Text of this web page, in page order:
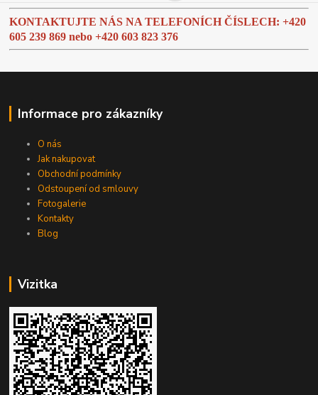
KONTAKTUJTE NÁS NA TELEFONÍCH ČÍSLECH: +420
605 239 869 nebo+420 603 823 376
Informace pro zákazníky
O nás
Jak nakupovat
Obchodní podmínky
Odstoupení od smlouvy
Fotogalerie
Kontakty
Blog
Vizitka